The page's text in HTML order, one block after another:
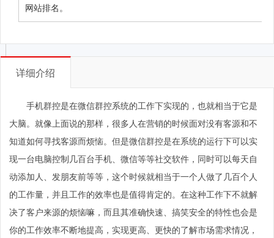
网站排名。
详细介绍
手机群控是在微信群控系统的工作下实现的，也就相当于它是
大脑。就像上面说的那样，很多人在营销的时候面对没有客源和不
知道如何寻找客源而烦恼。但是微信群控是在系统的运行下可以实
现一台电脑控制几百台手机、微信等等社交软件，同时可以每天自
动添加人、发朋友前等等，这个时候就相当于一个人做了几百个人
的工作量，并且工作的效率也是值得肯定的。在这种工作下不就解
决了客户来源的烦恼嘛，而且其准确快速、搞笑安全的特性也会是
你的工作效率不断地提高，实现更高、更快的了解市场需求情况，